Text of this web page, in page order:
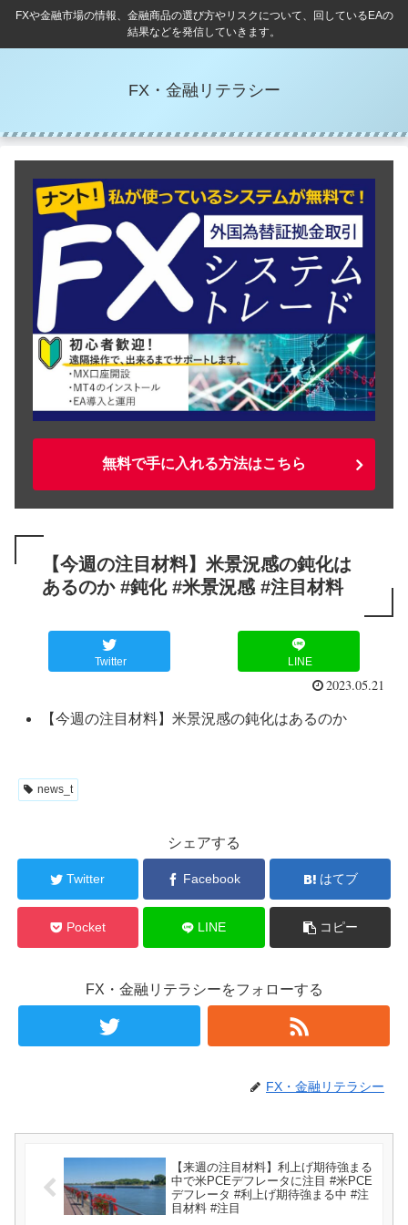
FXや金融市場の情報、金融商品の選び方やリスクについて、回しているEAの
結果などを発信していきます。
FX・金融リテラシー
無料で手に入れる方法はこちら
【今週の注目材料】米景況感の鈍化は
あるのか #鈍化 #米景況感 #注目材料
Twitter LINE
2023.05.21
【今週の注目材料】米景況感の鈍化はあるのか
news_t
シェアする
Twitter Facebook はてブ
Pocket LINE コピー
FX・金融リテラシーをフォローする
FX・金融リテラシー
【来週の注目材料】利上げ期待強まる
中で米PCEデフレータに注目 #米PCE
デフレータ #利上げ期待強まる中 #注
目材料 #注目